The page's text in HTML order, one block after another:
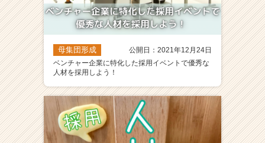
母集団形成
公開日：2021年12月24日
ベンチャー企業に特化した採用イベントで優秀な
人材を採用しよう！